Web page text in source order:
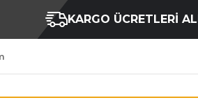
KARGO ÜCRETLERİ